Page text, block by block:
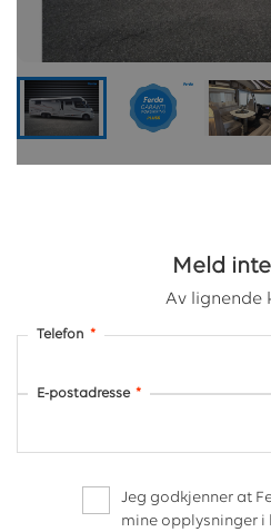
Meld
Av lignende
Telefon *
E-postadresse *
Jeg godkjenner at
mine opplysninger i